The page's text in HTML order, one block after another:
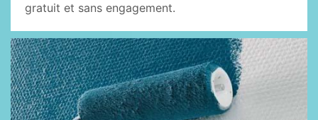
gratuit et sans engagement.